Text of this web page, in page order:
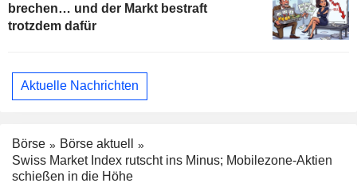
brechen… und der Markt bestraft
trotzdem dafür
Aktuelle Nachrichten
Börse
Börse aktuell
Swiss Market Index rutscht ins Minus; Mobilezone-Aktien
schießen in die Höhe